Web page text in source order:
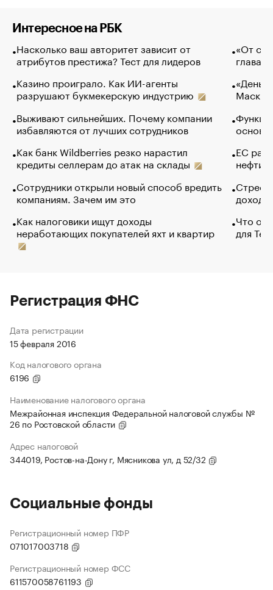
Интересное на РБК
Насколько ваш авторитет зависит от
атрибутов престижа? Тест для лидеров
Казино проиграло. Как ИИ-агенты
разрушают букмекерскую индустрию
Выживают сильнейших. Почему компании
избавляются от лучших сотрудников
Как банк Wildberries резко нарастил
кредиты селлерам до атак на склады
Сотрудники открыли новый способ вредить
компаниям. Зачем им это
Как налоговики ищут доходы
неработающих покупателей яхт и квартир
«От
глава
Маск в
основ
ЕС
нефти
Что
для
Регистрация ФНС
Дата регистрации
15 февраля 2016
Код налогового органа
6196
Наименование налогового органа
Межрайонная инспекция Федеральной налоговой службы №
26 по Ростовской области
Адрес налоговой
344019, Ростов-на-Дону г, Мясникова ул, д 52/32
Социальные фонды
Регистрационный номер ПФР
071017003718
Регистрационный номер ФСС
611570058761193